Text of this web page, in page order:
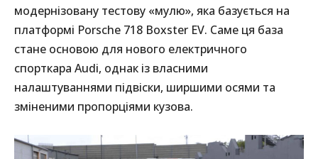
модернізовану тестову «мулю», яка базується на
платформі Porsche 718 Boxster EV. Саме ця база
стане основою для нового електричного
спорткара Audi, однак із власними
налаштуваннями підвіски, ширшими осями та
зміненими пропорціями кузова.